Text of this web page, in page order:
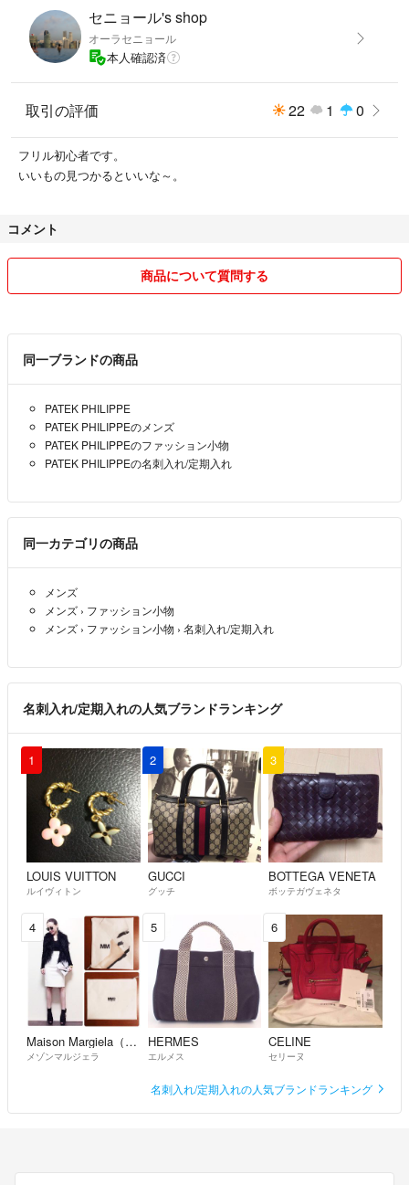
セニョール's shop
オーラセニョール
本人確認済
取引の評価 22 1 0
フリル初心者です。
いいもの見つかるといいな～。
コメント
商品について質問する
同一ブランドの商品
PATEK PHILIPPE
PATEK PHILIPPEのメンズ
PATEK PHILIPPEのファッション小物
PATEK PHILIPPEの名刺入れ/定期入れ
同一カテゴリの商品
メンズ
メンズ › ファッション小物
メンズ › ファッション小物 › 名刺入れ/定期入れ
名刺入れ/定期入れの人気ブランドランキング
1
LOUIS VUITTON
ルイヴィトン
2
GUCCI
グッチ
3
BOTTEGA VENETA
ボッテガヴェネタ
4
Maison Margiela（旧Maison Martin Margiela）
メゾンマルジェラ
5
HERMES
エルメス
6
CELINE
セリーヌ
名刺入れ/定期入れの人気ブランドランキング